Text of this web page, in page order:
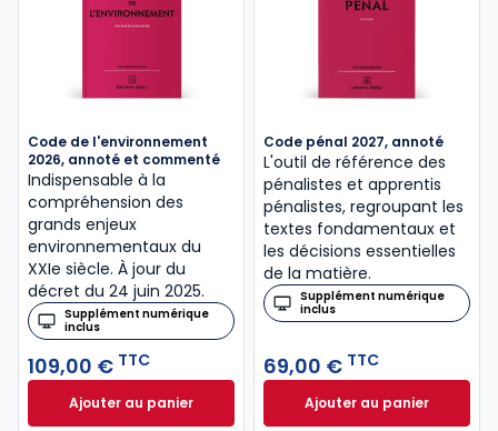
Code de l'environnement
2026, annoté et commenté
Indispensable à la
compréhension des
grands enjeux
environnementaux du
XXIe siècle. À jour du
décret du 24 juin 2025.
Supplément numérique
inclus
109,00 € TTC
Ajouter au panierCode de l'environnement 2026, annoté et
Code pénal 2027, annoté
L'outil de référence des
pénalistes et apprentis
pénalistes, regroupant les
textes fondamentaux et
les décisions essentielles
de la matière.
Supplément numérique
inclus
69,00 € TTC
Ajouter au panierCode pénal 2027,